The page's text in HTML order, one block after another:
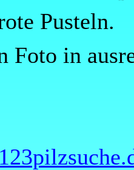
Pusteln.
Foto in